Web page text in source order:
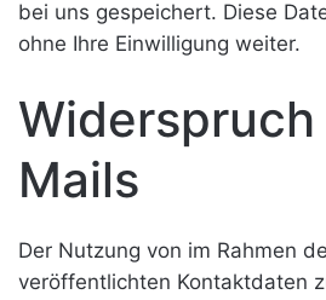
bei uns gespeichert. Diese
ohne Ihre Einwilligung weiter.
Mails
Der Nutzung von im Rahmen
veröffentlichten Kontaktdaten